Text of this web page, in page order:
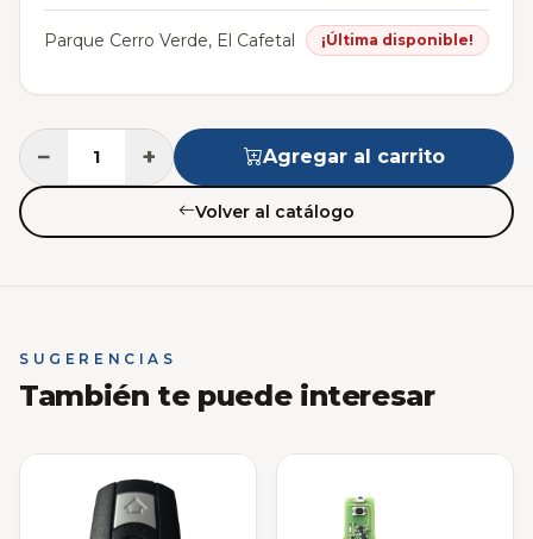
Parque Cerro Verde, El Cafetal ¡Última disponible!
− + Agregar al carrito
Volver al catálogo
SUGERENCIAS
También te puede interesar